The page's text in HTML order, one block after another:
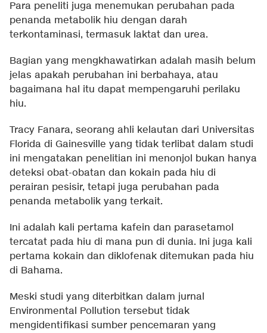
Para peneliti juga menemukan perubahan pada
penanda metabolik hiu dengan darah
terkontaminasi, termasuk laktat dan urea.
Bagian yang mengkhawatirkan adalah masih belum
jelas apakah perubahan ini berbahaya, atau
bagaimana hal itu dapat mempengaruhi perilaku
hiu.
Tracy Fanara, seorang ahli kelautan dari Universitas
Florida di Gainesville yang tidak terlibat dalam studi
ini mengatakan penelitian ini menonjol bukan hanya
deteksi obat-obatan dan kokain pada hiu di
perairan pesisir, tetapi juga perubahan pada
penanda metabolik yang terkait.
Ini adalah kali pertama kafein dan parasetamol
tercatat pada hiu di mana pun di dunia. Ini juga kali
pertama kokain dan diklofenak ditemukan pada hiu
di Bahama.
Meski studi yang diterbitkan dalam jurnal
Environmental Pollution tersebut tidak
mengidentifikasi sumber pencemaran yang